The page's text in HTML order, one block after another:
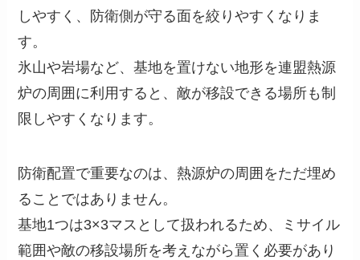
しやすく、防衛側が守る面を絞りやすくなりま
す。
氷山や岩場など、基地を置けない地形を連盟熱源
炉の周囲に利用すると、敵が移設できる場所も制
限しやすくなります。
防衛配置で重要なのは、熱源炉の周囲をただ埋め
ることではありません。
基地1つは3×3マスとして扱われるため、ミサイル
範囲や敵の移設場所を考えながら置く必要があり